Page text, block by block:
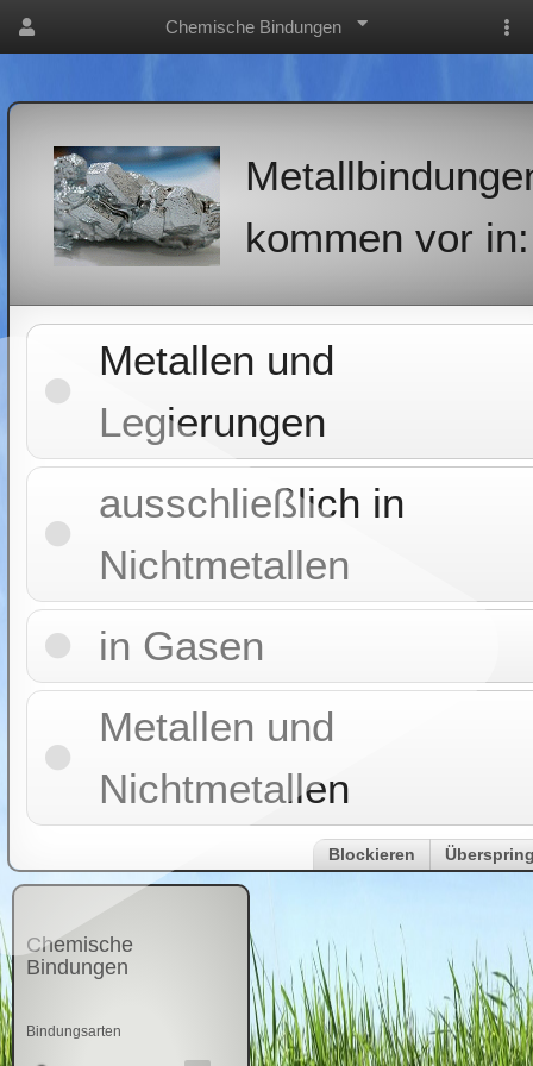
Chemische Bindungen
kommen vor in:
Metallen und
Legierungen
ausschließlich in
Nichtmetallen
in Gasen
Metallen und
Nichtmetallen
Blockieren
Chemische
Bindungen
Bindungsarten